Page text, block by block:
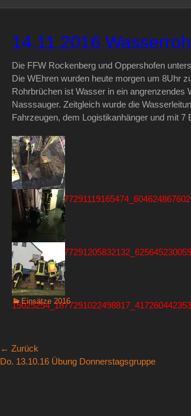
14.11.2016
Die FFW Rockenberg und Oppershofen
Die WEhren wurden heute morgen um 8Uhr
Rohrbrüchen ist Wasser in ein
Nasssauger. Zeitgleich wurde die
Fahrzeugen, dem Logistikanhänger und mit 7
Kategorien
Einsätze 2016
Beitragsnavigation
← Zurück
Vorheriger
Do. 13.10.16 Übung Donnerstagsgruppe